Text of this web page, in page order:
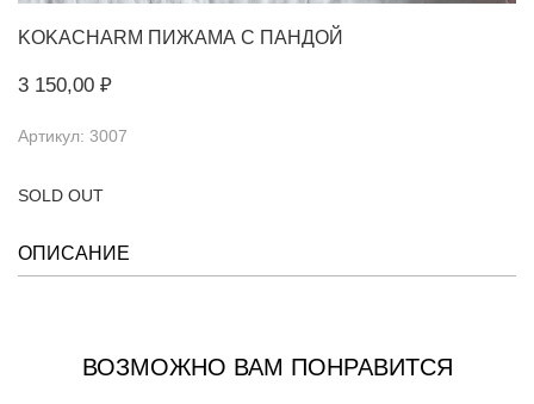
KOKACHARM ПИЖАМА С ПАНДОЙ
3 150,00 ₽
Артикул: 3007
SOLD OUT
ОПИСАНИЕ
ВОЗМОЖНО ВАМ ПОНРАВИТСЯ